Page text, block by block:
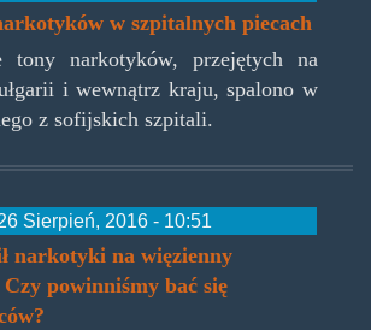
w szpitalnych piecach
tony narkotyków, przejętych na
i wewnątrz kraju, spalono w
z sofijskich szpitali.
Sierpień, 2016 - 10:51
narkotyki na więzienny
powinniśmy bać się